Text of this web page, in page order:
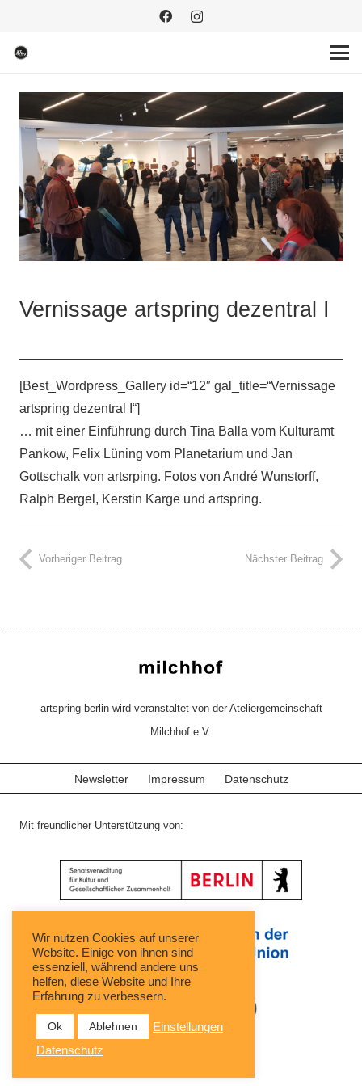
Vernissage artspring dezentral I
[Best_Wordpress_Gallery id=“12″ gal_title=“Vernissage
artspring dezentral I“]
… mit einer Einführung durch Tina Balla vom Kulturamt
Pankow, Felix Lüning vom Planetarium und Jan
Gottschalk von artsrping. Fotos von André Wunstorff,
Ralph Bergel, Kerstin Karge und artspring.
Vorheriger Beitrag Nächster Beitrag
artspring berlin wird veranstaltet von der Ateliergemeinschaft
Milchhof e.V.
Newsletter Impressum Datenschutz
Mit freundlicher Unterstützung von:
Wir nutzen Cookies auf unserer
Website. Einige von ihnen sind
essenziell, während andere uns
helfen, diese Website und Ihre
Erfahrung zu verbessern.
Ok Ablehnen
Einstellungen
Datenschutz